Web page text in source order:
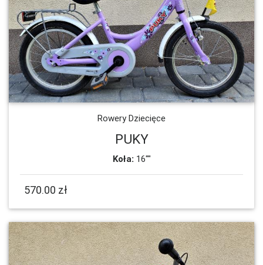
Rowery Dziecięce
PUKY
Koła: 16""
570.00 zł